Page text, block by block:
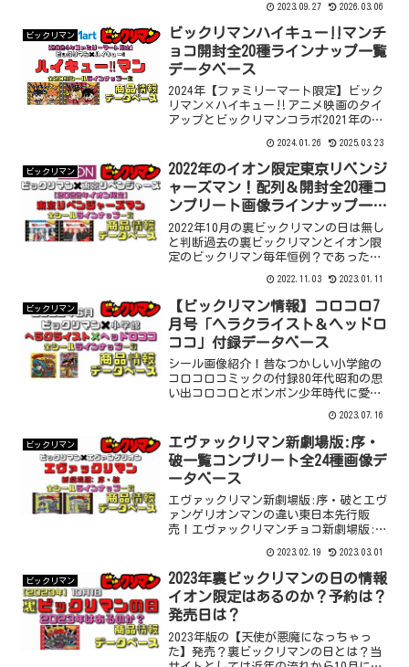
年10月の過去にイオン限定で裏ビックリ
マンの日という事で面白い企画が立ち上
がり販売し好評だった「天使が悪魔にな
っちゃった」ですが・・・なんと2023年
に再販？とし
2023.09.27 2026.03.06
ビックリマン
ビックリマンハイキュー‼マンチ
ョコ開封全20種ラインナップ一覧
データベース
2024年【ファミリーマート限定】ビック
リマン×ハイキュー‼アニメ映画のタイ
アップとビックリマンコラボ2021年の年
画でファミリーマート限定のキャンペー
ンを行いましたが、今年もやってまいり
ました！2024年のファミリーマート限定
はあのバレーボールのアニメで有名な
「ハイキュー‼」との
2024.01.26 2025.03.23
ビックリマン
2022年のイオン限定東京リベンジ
ャーズマン！配列＆開封全20種コ
ンプリート画像ラインナップ一覧
データベース
2022年10月の裏ビックリマンの日は無し
と判断過去の裏ビックリマンとイオン限
定のビックリマン毎年恒例？であった裏
リマンが発売されるというのが、下記の
表でもわかる通りここ数年の恒例でし
た…イオン限定という形で10月上旬～中
旬に発売されてきました。（とはいえあ
まり裏ビックリマンの日とい
2022.11.03 2023.01.11
ビックリマン
【ビックリマン情報】コロコロ7
月号「ヘラクライスト＆ヘッドロ
ココ」付録データベース
シール画像紹介！昔なつかしい小学館の
コロコロコミックの付録80年代昭和の思
い出コロコロとボンボン少年時代に愛読
2023.07.16
ビックリマン
エヴァックリマン新劇場版:序・
破一覧コンプリート全24種画像デ
ータベース
エヴァックリマン新劇場版:序・破とエヴ
ァンゲリオンマンの違い東日本先行販
売！エヴァックリマンチョコ新劇場版:
の「エヴァックリマンチョコ新劇場版:
序・破」はビックリマンとエヴァンゲリ
オンのコラボレーションという点では一
緒ですが、まず名前が若干違います。そ
して大きな違いは「エヴァンゲリオ
2023.02.19 2023.03.01
ビックリマン
2023年裏ビックリマンの日の情報
イオン限定はあるのか？予約は？
発売日は？
2023年版の【天使が悪魔になっちゃっ
た】発売？裏ビックリマンの日とは？当